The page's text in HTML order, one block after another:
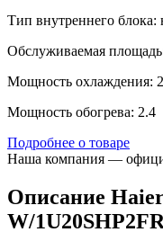
Тип внутреннего блока:
Обслуживаемая
Мощность охлаждения:
Мощность обогрева: 2.4
Подробнее о товаре
Наша компания —
Описание
W/